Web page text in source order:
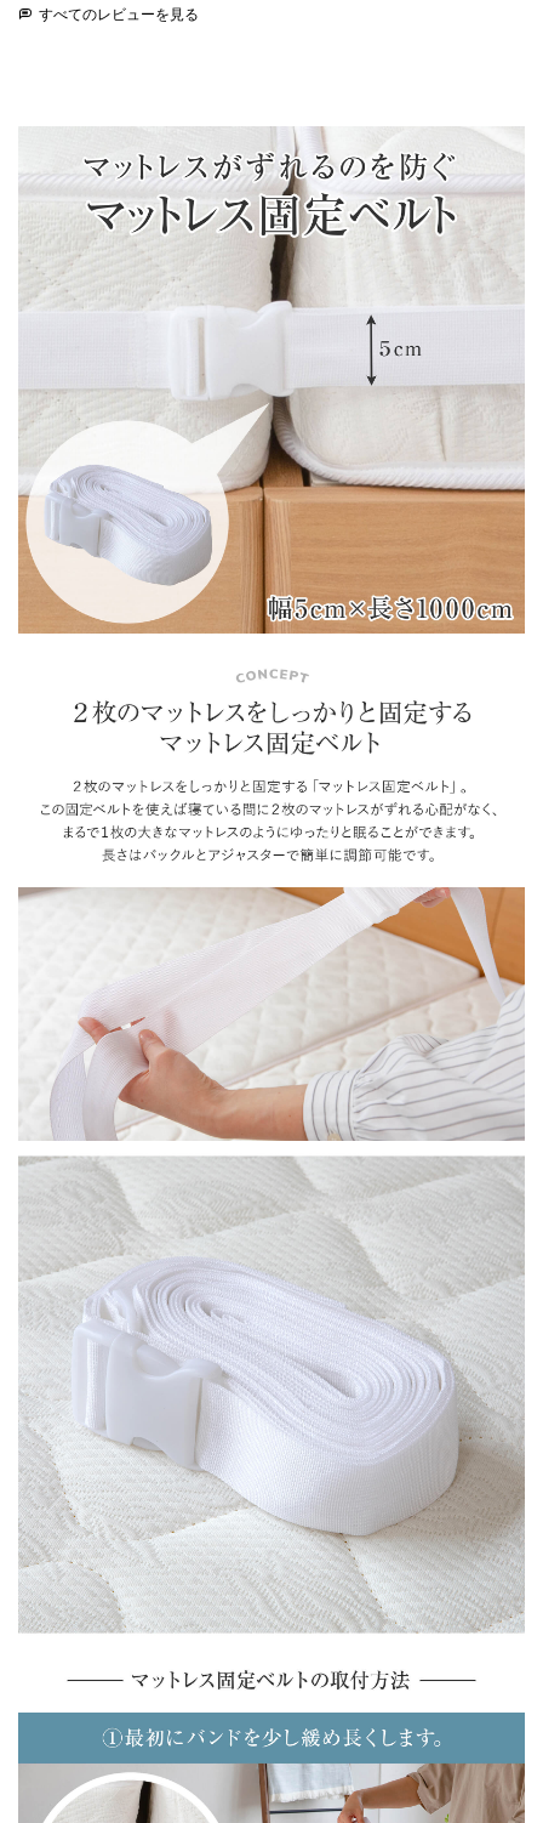
すべてのレビューを見る